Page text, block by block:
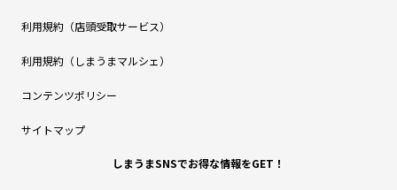
利用規約（店頭受取サービス）
利用規約（しまうまマルシェ）
コンテンツポリシー
サイトマップ
しまうまSNSでお得な情報をGET！